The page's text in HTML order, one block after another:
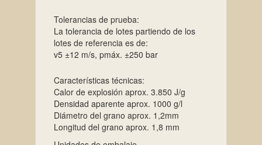
Tolerancias de prueba:
La tolerancia de lotes partiendo de los
lotes de referencia es de:
v5 ±12 m/s, pmáx. ±250 bar
Características técnicas:
Calor de explosión aprox. 3.850 J/g
Densidad aparente aprox. 1000 g/l
Diámetro del grano aprox. 1,2mm
Longitud del grano aprox. 1,8 mm